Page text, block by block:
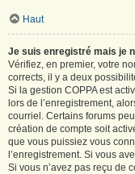
Haut
Je suis enregistré mais je
Vérifiez, en premier, votre
corrects, il y a deux
Si la gestion COPPA est
lors de l’enregistrement,
courriel. Certains forums
création de compte soit
que vous puissiez vous
l’enregistrement. Si vous
Si vous n’avez pas reçu de